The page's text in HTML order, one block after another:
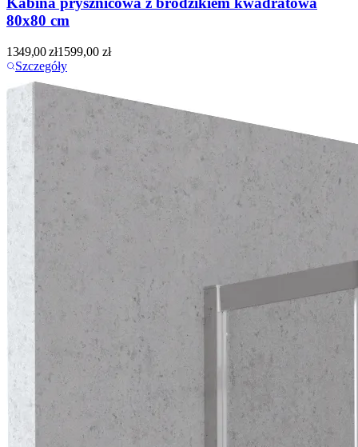
80x80 cm
1349,00zł1599,00zł
Szczegóły